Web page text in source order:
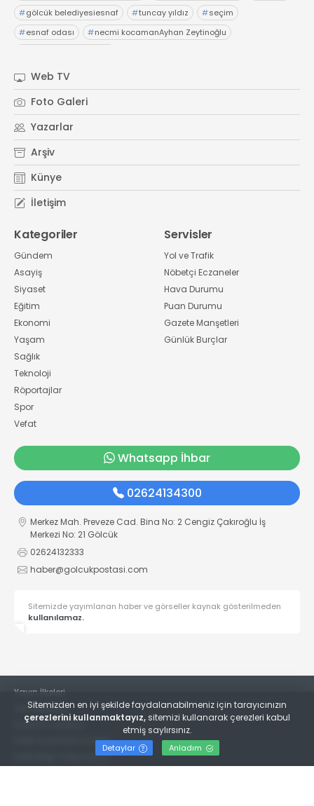
#gölcük belediyesiesnaf #tuncay yıldız #seçim
#esnaf odası #necmi kocamanAyhan Zeytinoğlu
Web TV
Foto Galeri
Yazarlar
Arşiv
Künye
İletişim
Kategoriler
Gündem
Asayiş
Siyaset
Eğitim
Ekonomi
Yaşam
Sağlık
Teknoloji
Röportajlar
Spor
Vefat
Servisler
Yol ve Trafik
Nöbetçi Eczaneler
Hava Durumu
Puan Durumu
Gazete Manşetleri
Günlük Burçlar
Whatsapp İhbar
02624134300
Merkez Mah. Preveze Cad. Bina No: 2 Cengiz Çakıroğlu İş
Merkezi No: 21 Gölcük
02624132333
haber@golcukpostasi.com
Sitemizde yayımlanan haber ve görseller kaynak gösterilmeden
kullanılamaz.
Yayın İlkeleri
Veri Politikası
Kullanım Şartları
KVKK Aydınlatma Metni
KVKK Bilgi Talep Formu
Sitemizden en iyi şekilde faydalanabilmeniz için tarayıcınızın
çerezlerini kullanmaktayız, sitemizi kullanarak çerezleri kabul
etmiş saylırsınız.
Detaylar Anladım